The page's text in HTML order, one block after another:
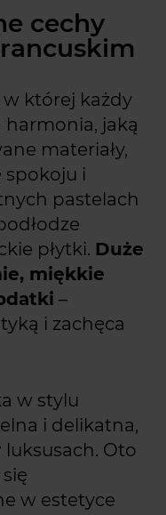
cechy
w której każdy
harmonia, jaką
materiały,
i
pastelach
płytki. Duże
miękkie
–
i zachęca
w stylu
i delikatna,
luksusach. Oto
w estetyce